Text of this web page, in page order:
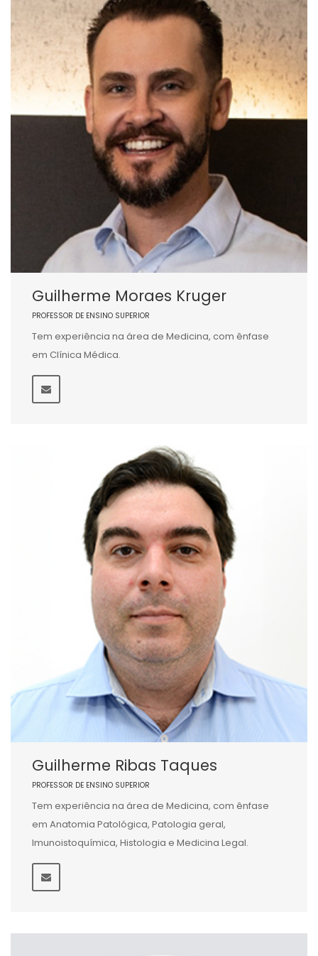
Guilherme Moraes Kruger
PROFESSOR DE ENSINO SUPERIOR
Tem experiência na área de Medicina, com ênfase
em Clínica Médica.
Guilherme Ribas Taques
PROFESSOR DE ENSINO SUPERIOR
Tem experiência na área de Medicina, com ênfase
em Anatomia Patológica, Patologia geral,
Imunoistoquímica, Histologia e Medicina Legal.